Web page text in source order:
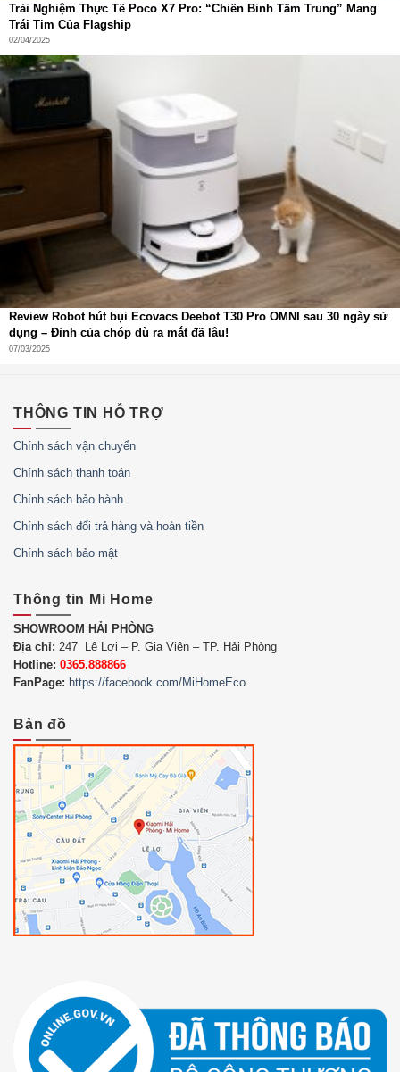
Trải Nghiệm Thực Tế Poco X7 Pro: “Chiến Binh Tầm Trung” Mang
Trái Tim Của Flagship
02/04/2025
Review Robot hút bụi Ecovacs Deebot T30 Pro OMNI sau 30 ngày sử
dụng – Đỉnh của chóp dù ra mắt đã lâu!
07/03/2025
THÔNG TIN HỖ TRỢ
Chính sách vận chuyển
Chính sách thanh toán
Chính sách bảo hành
Chính sách đổi trả hàng và hoàn tiền
Chính sách bảo mật
Thông tin Mi Home
SHOWROOM HẢI PHÒNG
Địa chỉ: 247 Lê Lợi – P. Gia Viên – TP. Hải Phòng
Hotline: 0365.888866
FanPage: https://facebook.com/MiHomeEco
Bản đồ